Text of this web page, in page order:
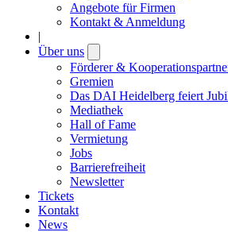
Angebote für Firmen
Kontakt & Anmeldung
|
Über uns
submenu
Förderer &
Gremien
Das DAI Heidelberg feiert
Mediathek
Hall of Fame
Vermietung
Jobs
Barrierefreiheit
Newsletter
Tickets
Kontakt
News